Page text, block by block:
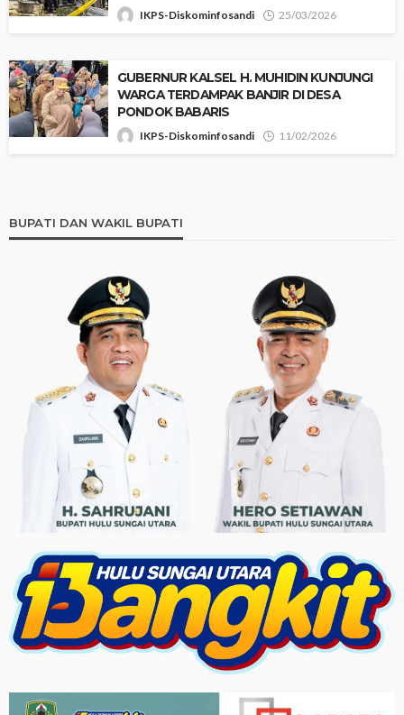
IKPS-Diskominfosandi 25/03/2026
‎GUBERNUR KALSEL H. MUHIDIN KUNJUNGI
WARGA TERDAMPAK BANJIR DI DESA
PONDOK BABARIS
IKPS-Diskominfosandi 11/02/2026
BUPATI DAN WAKIL BUPATI